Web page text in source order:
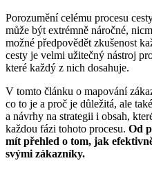
Porozumění celému procesu
může být extrémně náročné,
možné předpovědět zkušenost
cesty je velmi užitečný nástroj
které každý z nich dosahuje.
V tomto článku o mapování
co to je a proč je důležitá, ale
a návrhy na strategii i obsah,
každou fázi tohoto procesu. Od
mít přehled o tom, jak
svými zákazníky.